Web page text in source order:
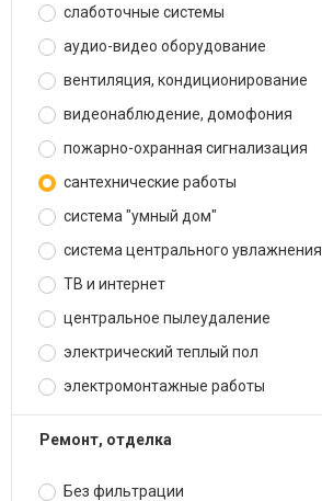
слаботочные системы
аудио-видео оборудование
вентиляция, кондиционирование
видеонаблюдение, домофония
пожарно-охранная сигнализация
сантехнические работы
система "умный дом"
система центрального увлажнения
ТВ и интернет
центральное пылеудаление
электрический теплый пол
электромонтажные работы
ремонт, отделка
Без фильтрации